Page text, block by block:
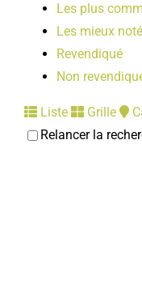
Les plus
Les mieux
Revendiqué
Non
Liste Grille
Relancer la